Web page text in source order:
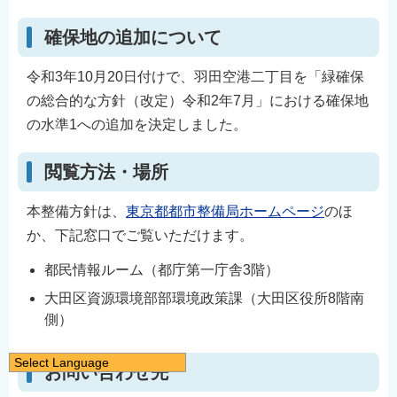
確保地の追加について
令和3年10月20日付けで、羽田空港二丁目を「緑確保
の総合的な方針（改定）令和2年7月」における確保地
の水準1への追加を決定しました。
閲覧方法・場所
本整備方針は、 東京都都市整備局ホームページのほ
か、下記窓口でご覧いただけます。
都民情報ルーム（都庁第一庁舎3階）
大田区資源環境部部環境政策課（大田区役所8階南
側）
お問い合わせ先
Select Language
日本語